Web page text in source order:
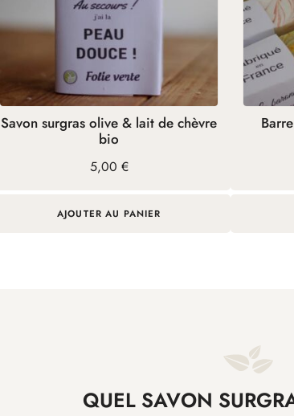
Savon surgras olive & lait de chèvre
bio
5,00 €
AJOUTER AU PANIER
options
peuvent
être
choisies
QUEL SAVON